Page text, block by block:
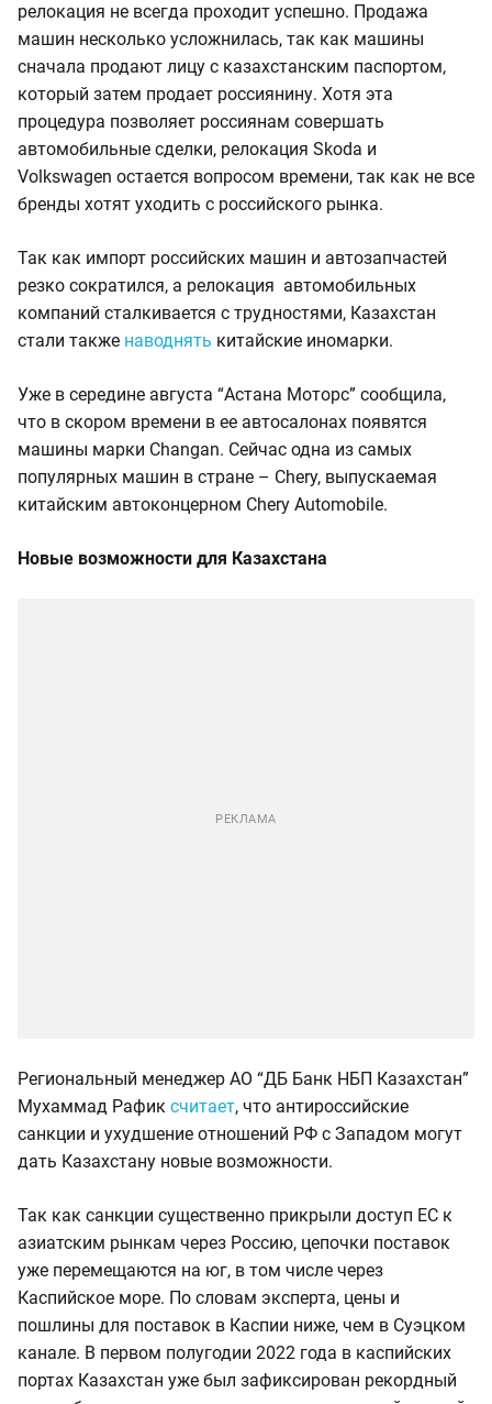
релокация не всегда проходит успешно. Продажа
машин несколько усложнилась, так как машины
сначала продают лицу с казахстанским паспортом,
который затем продает россиянину. Хотя эта
процедура позволяет россиянам совершать
автомобильные сделки, релокация Skoda и
Volkswagen остается вопросом времени, так как не все
бренды хотят уходить с российского рынка.
Так как импорт российских машин и автозапчастей
резко сократился, а релокация автомобильных
компаний сталкивается с трудностями, Казахстан
стали также наводнять китайские иномарки.
Уже в середине августа “Астана Моторс” сообщила,
что в скором времени в ее автосалонах появятся
машины марки Changan. Сейчас одна из самых
популярных машин в стране – Chery, выпускаемая
китайским автоконцерном Chery Automobile.
Новые возможности для Казахстана
Региональный менеджер АО “ДБ Банк НБП Казахстан”
Мухаммад Рафик считает, что антироссийские
санкции и ухудшение отношений РФ с Западом могут
дать Казахстану новые возможности.
Так как санкции существенно прикрыли доступ ЕС к
азиатским рынкам через Россию, цепочки поставок
уже перемещаются на юг, в том числе через
Каспийское море. По словам эксперта, цены и
пошлины для поставок в Каспии ниже, чем в Суэцком
канале. В первом полугодии 2022 года в каспийских
портах Казахстан уже был зафиксирован рекордный